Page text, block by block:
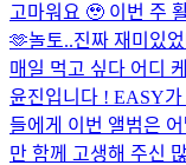
고마워요 🥹 이번 주
🫶놀토..진짜 재미있
매일 먹고 싶다 어디
윤진입니다 ! EASY가
들에게 이번 앨범은
만 함께 고생해 주신